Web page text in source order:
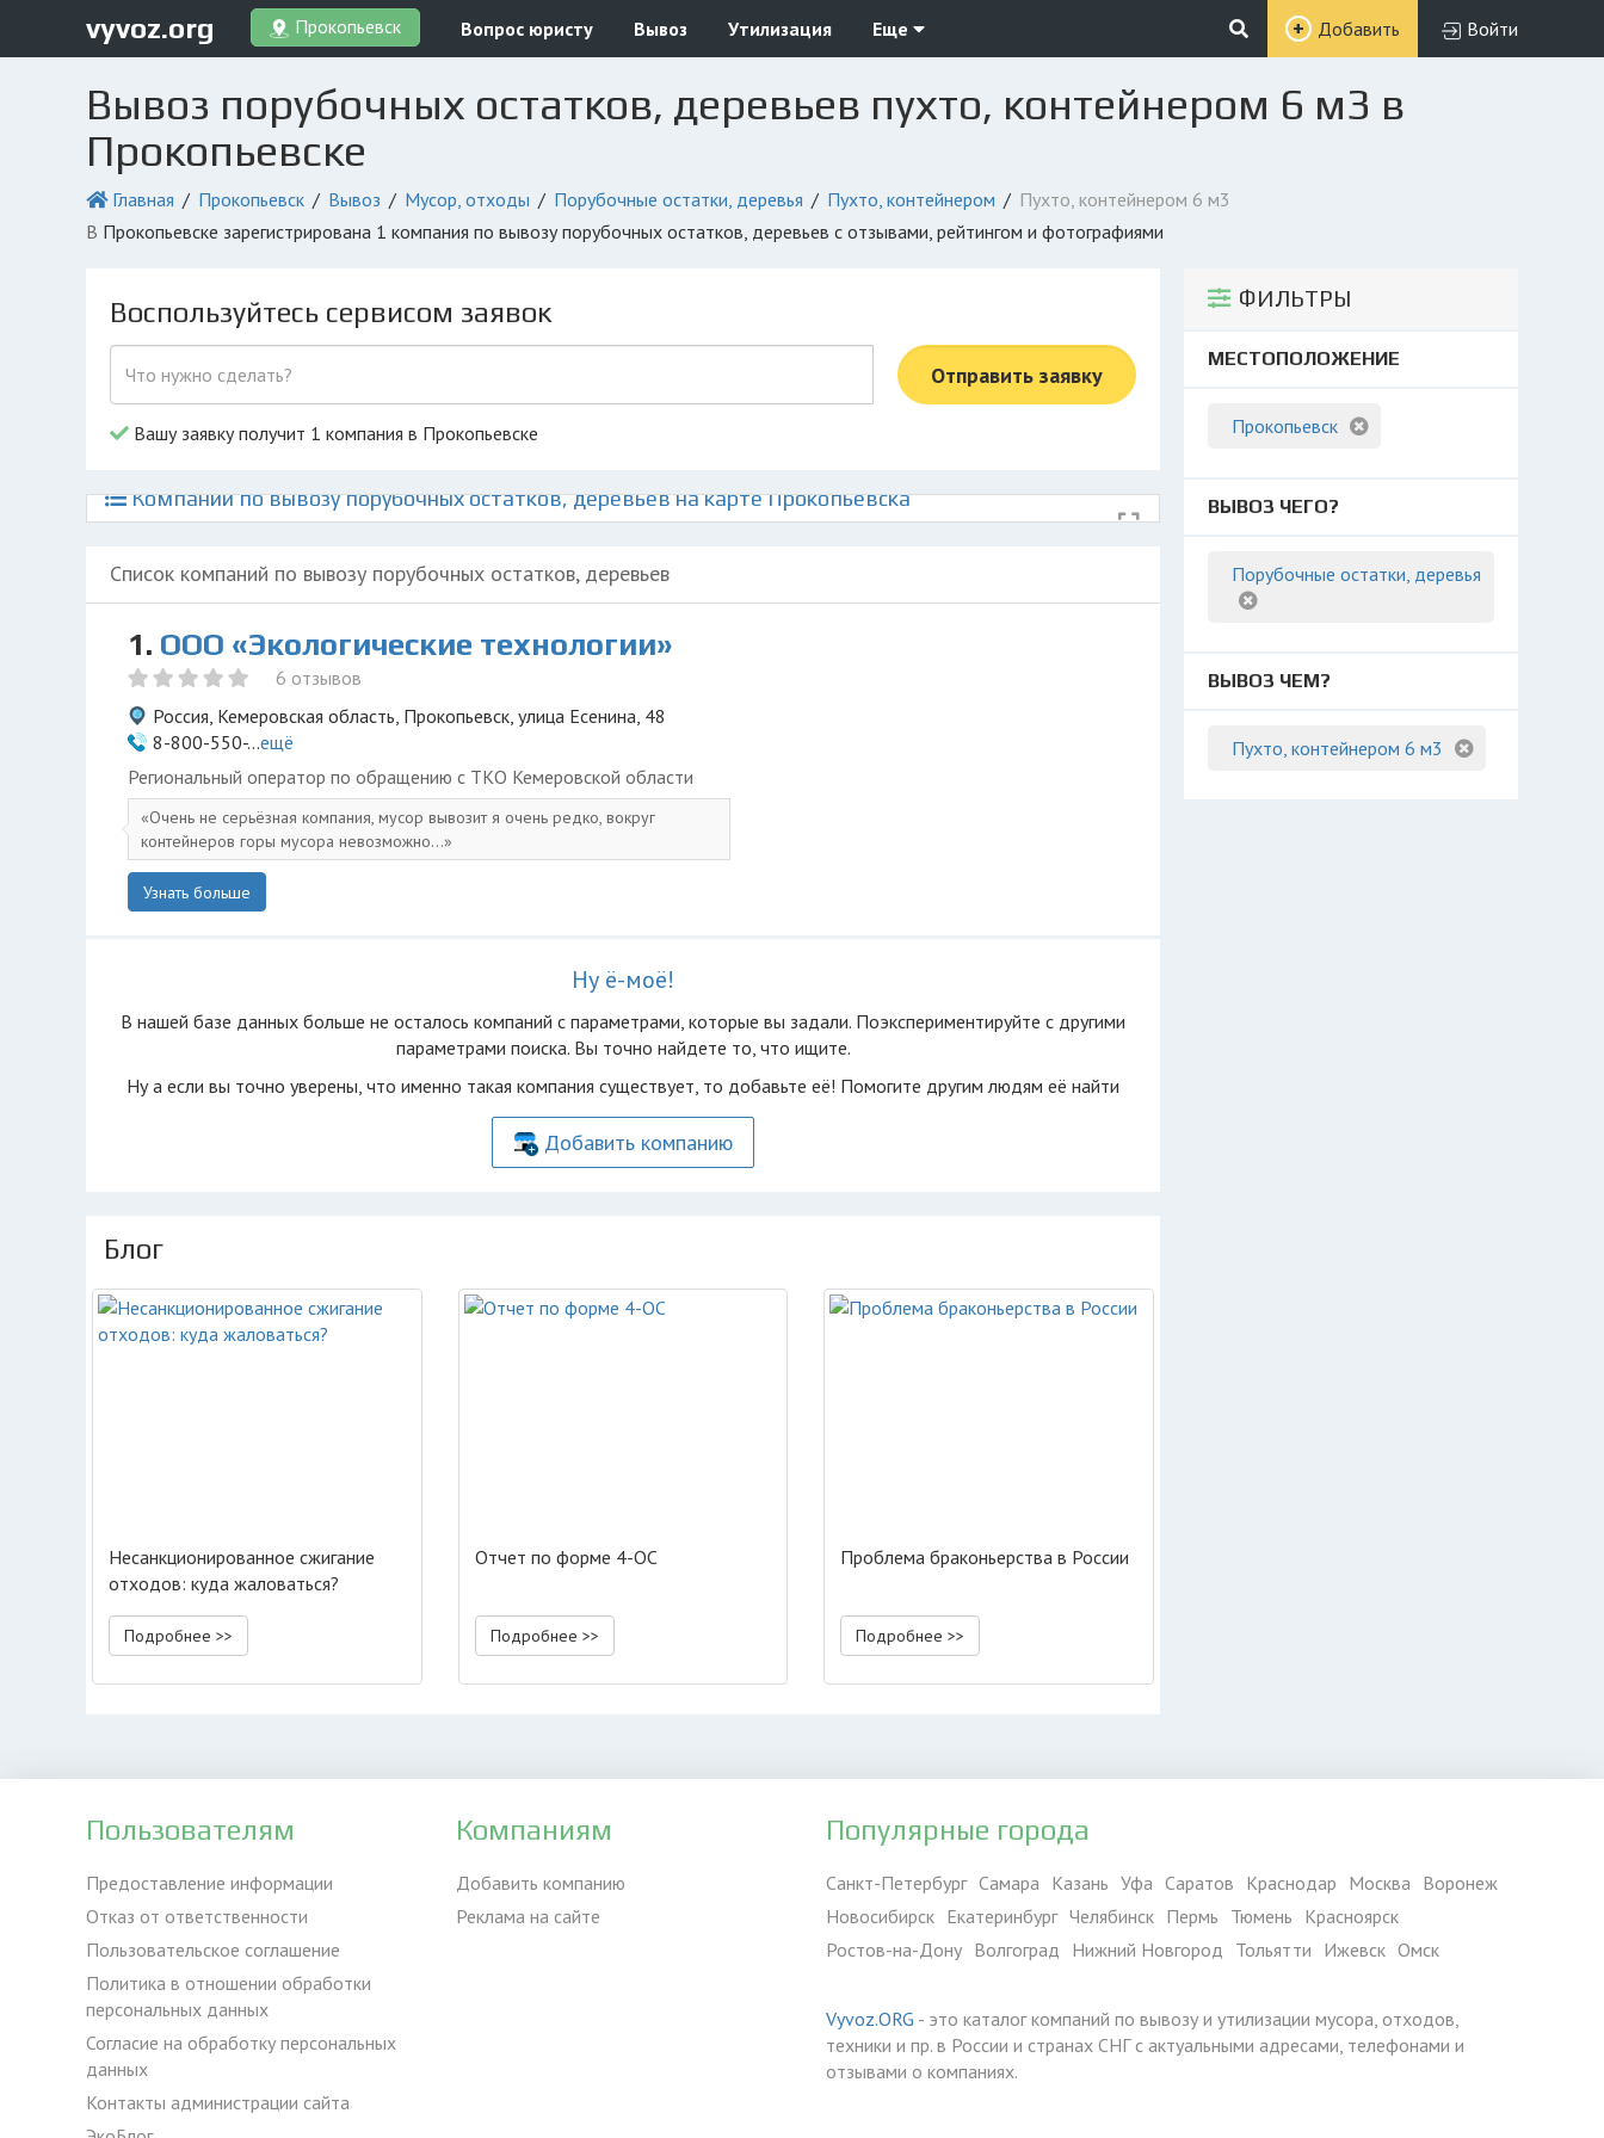
vyvoz.org Прокопьевск Вопрос юристу Вывоз Утилизация Еще Добавить Войти
Вывоз порубочных остатков, деревьев пухто, контейнером 6 м3 в
Прокопьевске
Главная Прокопьевск Вывоз Мусор, отходы Порубочные остатки, деревья Пухто, контейнером
Пухто, контейнером 6 м3
в Прокопьевске зарегистрирована 1 компания по вывозу порубочных остатков, деревьев с отзывами, рейтингом и фотографиями
ФИЛЬТРЫ
МЕСТОПОЛОЖЕНИЕ
Прокопьевск
ВЫВОЗ ЧЕГО?
Порубочные остатки, деревья
ВЫВОЗ ЧЕМ?
Пухто, контейнером 6 м3
Воспользуйтесь сервисом заявок
Отправить заявку
Вашу заявку получит 1 компания в Прокопьевске
Компании по вывозу порубочных остатков, деревьев на карте Прокопьевска
Список компаний по вывозу порубочных остатков, деревьев
1. ООО «Экологические технологии»
6 отзывов
Россия, Кемеровская область, Прокопьевск, улица Есенина, 48
8-800-550-...ещё
Региональный оператор по обращению с ТКО Кемеровской области
Очень не серьёзная компания, мусор вывозит я очень редко, вокруг
контейнеров горы мусора невозможно...
Узнать больше
Ну ё-моё!
В нашей базе данных больше не осталоcь компаний с параметрами, которые вы задали. Поэкспериментируйте с другими
параметрами поиска. Вы точно найдете то, что ищите.
Ну а если вы точно уверены, что именно такая компания существует, то добавьте её! Помогите другим людям её найти
Добавить компанию
Блог
Несанкционированное сжигание
отходов: куда жаловаться?
Подробнее >>
Отчет по форме 4-ОС
Подробнее >>
Проблема браконьерства в России
Подробнее >>
Пользователям
Предоставление информации
Отказ от ответственности
Пользовательское соглашение
Политика в отношении обработки
персональных данных
Согласие на обработку персональных
данных
Контакты администрации сайта
Компаниям
Добавить компанию
Реклама на сайте
Популярные города
Санкт-Петербург Самара Казань Уфа Саратов Краснодар Москва Воронеж
Новосибирск Екатеринбург Челябинск Пермь Тюмень Красноярск
Ростов-на-Дону Волгоград Нижний Новгород Тольятти Ижевск Омск
Vyvoz.ORG - это каталог компаний по вывозу и утилизации мусора, отходов,
техники и пр. в России и странах СНГ с актуальными адресами, телефонами и
отзывами о компаниях.